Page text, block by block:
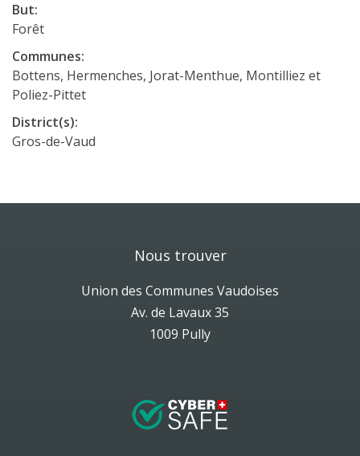
But:
Forêt
Communes:
Bottens, Hermenches, Jorat-Menthue, Montilliez et
Poliez-Pittet
District(s):
Gros-de-Vaud
Nous trouver
Union des Communes Vaudoises
Av. de Lavaux 35
1009 Pully